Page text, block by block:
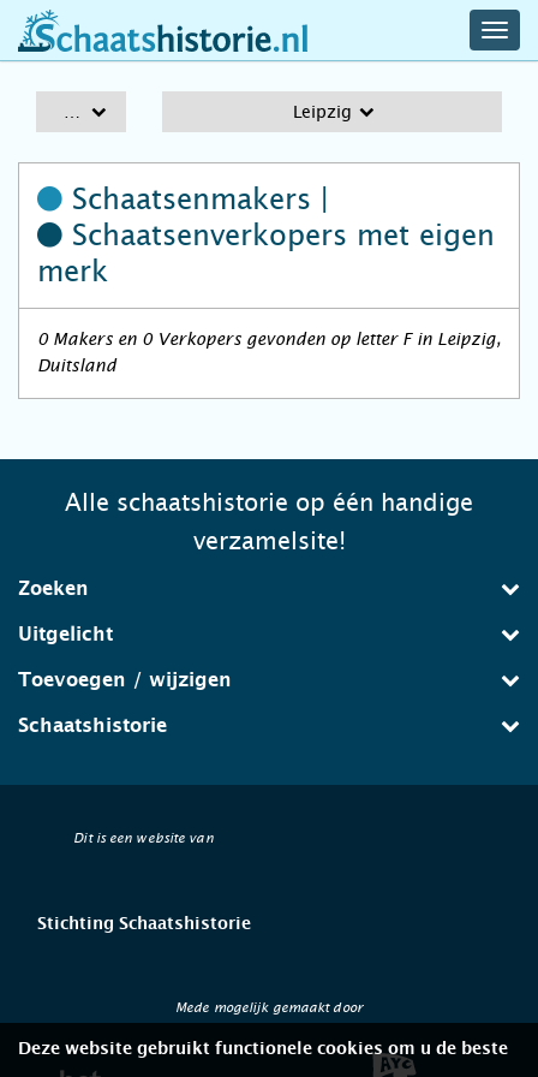
schaatshistorie.nl
Leipzig
Schaatsenmakers |
Schaatsenverkopers met eigen
merk
0 Makers en 0 Verkopers gevonden op letter F in Leipzig,
Duitsland
Alle schaatshistorie op één handige
verzamelsite!
Zoeken
Uitgelicht
Toevoegen / wijzigen
Schaatshistorie
Dit is een website van
Stichting Schaatshistorie
Mede mogelijk gemaakt door
Deze website gebruikt functionele cookies om u de beste